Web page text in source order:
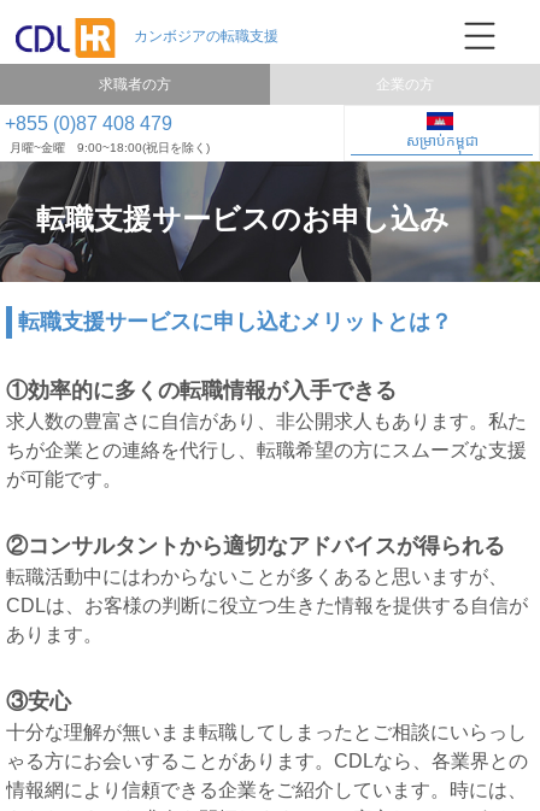
+855 (0)87 408 479
月曜~金曜 9:00~18:00(祝日を除く) សម្រាប់កម្ពុជា
求職者の方 企業の方
転職支援サービスのお申し込み
転職支援サービスに申し込むメリットとは？
①効率的に多くの転職情報が入手できる
求人数の豊富さに自信があり、非公開求人もあります。私た
ちが企業との連絡を代行し、転職希望の方にスムーズな支援
が可能です。
②コンサルタントから適切なアドバイスが得られる
転職活動中にはわからないことが多くあると思いますが、
CDLは、お客様の判断に役立つ生きた情報を提供する自信が
あります。
③安心
十分な理解が無いまま転職してしまったとご相談にいらっし
ゃる方にお会いすることがあります。CDLなら、各業界との
情報網により信頼できる企業をご紹介しています。時には、